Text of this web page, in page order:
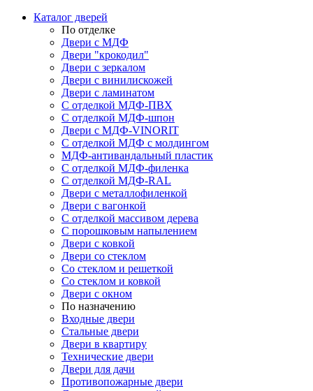
Каталог дверей
По отделке
Двери с МДФ
Двери "крокодил"
Двери с зеркалом
Двери с винилискожей
Двери с ламинатом
С отделкой МДФ-ПВХ
С отделкой МДФ-шпон
Двери с МДФ-VINORIT
С отделкой МДФ с молдингом
МДФ-антивандальный пластик
С отделкой МДФ-филенка
С отделкой МДФ-RAL
Двери с металлофиленкой
Двери с вагонкой
С отделкой массивом дерева
С порошковым напылением
Двери с ковкой
Двери со стеклом
Со стеклом и решеткой
Со стеклом и ковкой
Двери с окном
По назначению
Входные двери
Стальные двери
Двери в квартиру
Технические двери
Двери для дачи
Противопожарные двери